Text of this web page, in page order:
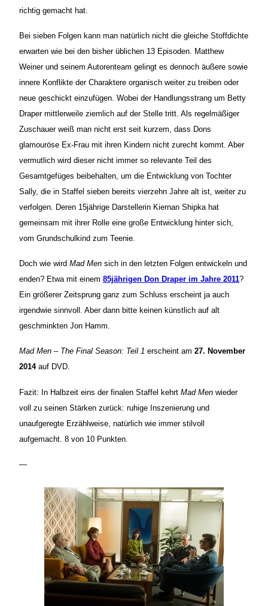
richtig gemacht hat.
Bei sieben Folgen kann man natürlich nicht die gleiche Stoffdichte
erwarten wie bei den bisher üblichen 13 Episoden. Matthew
Weiner und seinem Autorenteam gelingt es dennoch äußere sowie
innere Konflikte der Charaktere organisch weiter zu treiben oder
neue geschickt einzufügen. Wobei der Handlungsstrang um Betty
Draper mittlerweile ziemlich auf der Stelle tritt. Als regelmäßiger
Zuschauer weiß man nicht erst seit kurzem, dass Dons
glamouröse Ex-Frau mit ihren Kindern nicht zurecht kommt. Aber
vermutlich wird dieser nicht immer so relevante Teil des
Gesamtgefüges beibehalten, um die Entwicklung von Tochter
Sally, die in Staffel sieben bereits vierzehn Jahre alt ist, weiter zu
verfolgen. Deren 15jährige Darstellerin Kiernan Shipka hat
gemeinsam mit ihrer Rolle eine große Entwicklung hinter sich,
vom Grundschulkind zum Teenie.
Doch wie wird Mad Men sich in den letzten Folgen entwickeln und
enden? Etwa mit einem 85jährigen Don Draper im Jahre 2011?
Ein größerer Zeitsprung ganz zum Schluss erscheint ja auch
irgendwie sinnvoll. Aber dann bitte keinen künstlich auf alt
geschminkten Jon Hamm.
Mad Men – The Final Season: Teil 1 erscheint am 27. November
2014auf DVD.
Fazit: In Halbzeit eins der finalen Staffel kehrt Mad Men wieder
voll zu seinen Stärken zurück: ruhige Inszenierung und
unaufgeregte Erzählweise, natürlich wie immer stilvoll
aufgemacht. 8 von 10 Punkten.
—